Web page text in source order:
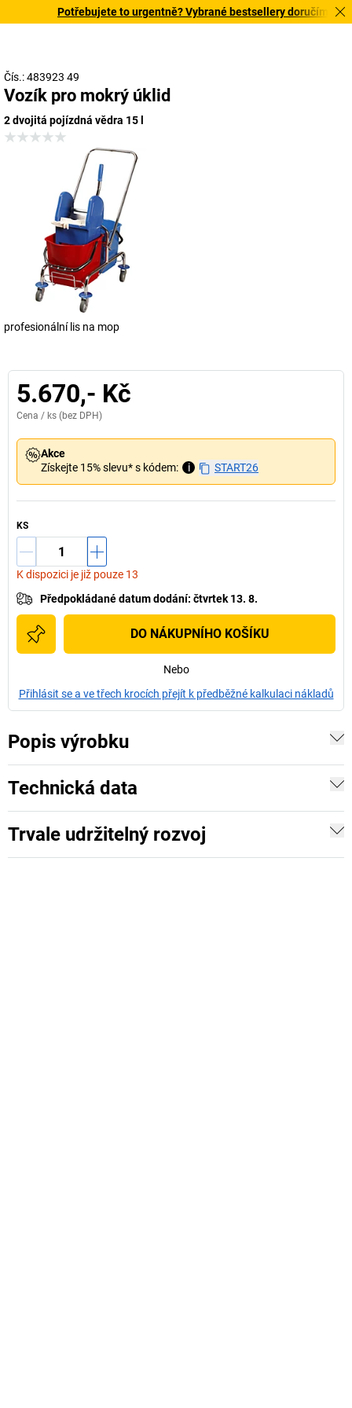
Potřebujete to urgentně? Vybrané bestsellery doručíme do
Čís.: 483923 49
Vozík pro mokrý úklid
2 dvojitá pojízdná vědra 15 l
profesionální lis na mop
5.670,- Kč
Cena / ks (bez DPH)
Akce
Získejte 15% slevu* s kódem:
i START26
KS
K dispozici je již pouze 13
Předpokládané datum dodání: čtvrtek 13. 8.
DO NÁKUPNÍHO KOŠÍKU
Nebo
Přihlásit se a ve třech krocích přejít k předběžné kalkulaci nákladů
Popis výrobku
Technická data
Trvale udržitelný rozvoj